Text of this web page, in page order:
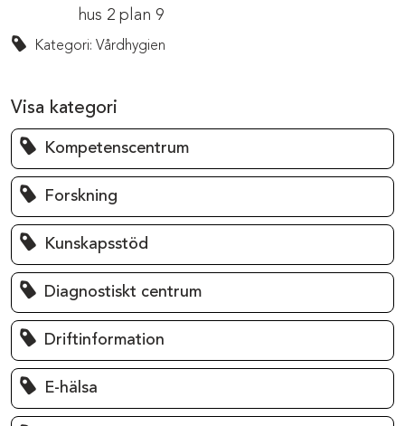
hus 2 plan 9
Kategori: Vårdhygien
Visa kategori
Kompetenscentrum
Forskning
Kunskapsstöd
Diagnostiskt centrum
Driftinformation
E-hälsa